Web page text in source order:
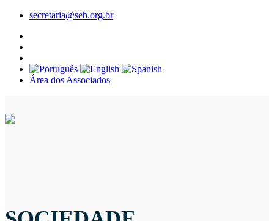
secretaria@seb.org.br
Área dos Associados